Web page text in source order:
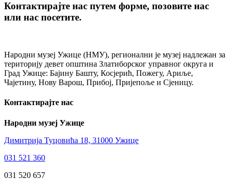
Контактирајте нас путем форме, позовите нас
или нас посетите.
Народни музеј Ужице (НМУ), регионални je музеј надлежан за
територију девет општина Златиборског управног округа и
Град Ужице: Бајину Башту, Косјерић, Пожегу, Ариље,
Чајетину, Нову Варош, Прибој, Пријепоље и Сјеницу.
Контактирајте нас
Народни музеј Ужице
Димитрија Туцовића 18, 31000 Ужице
031 521 360
031 520 657